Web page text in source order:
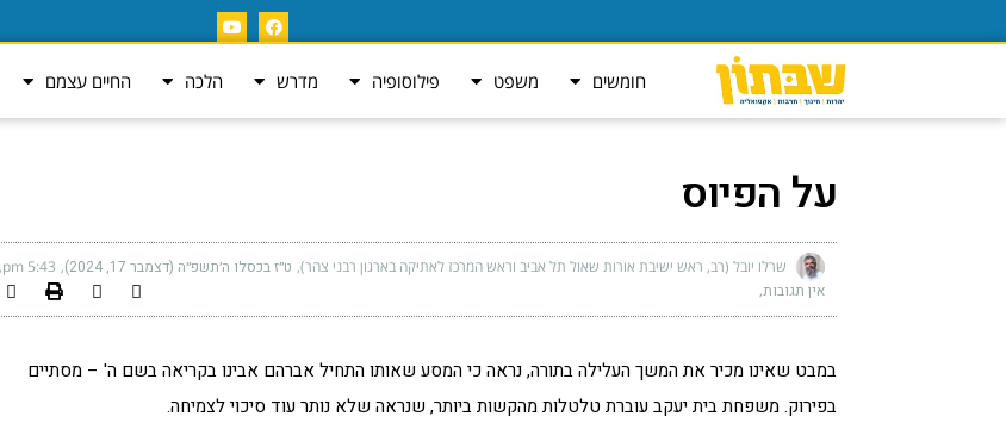
חומשים משפט פילוסופיה מדרש הלכה החיים עצמם
על הפיוס
שרלו יובל (רב, ראש ישיבת אורות שאול תל אביב וראש המרכז לאתיקה בארגון רבני צהר) ט״ז בכסלו ה׳תשפ״ה (דצמבר 17, 2024) 5:43 pm
אין תגובות
במבט שאינו מכיר את המשך העלילה בתורה, נראה כי המסע שאותו התחיל אברהם אבינו בקריאה בשם ה' – מסתיים
בפירוק. משפחת בית יעקב עוברת טלטלות מהקשות ביותר, שנראה שלא נותר עוד סיכוי לצמיחה.